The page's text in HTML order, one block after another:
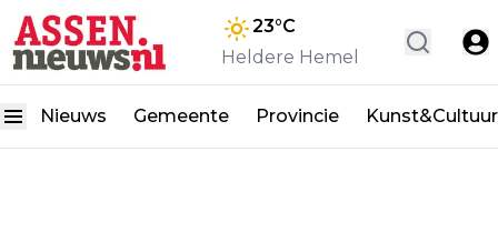
23°C
Heldere Hemel
Nieuws Gemeente Provincie Kunst&Cultuur